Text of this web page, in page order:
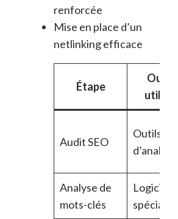
renforcée
Mise en place d’un
netlinking efficace
Étape
Outil
utilisé
Audit SEO
Outils
d’analyse
Analyse de
mots-clés
Logiciels
spécialisés